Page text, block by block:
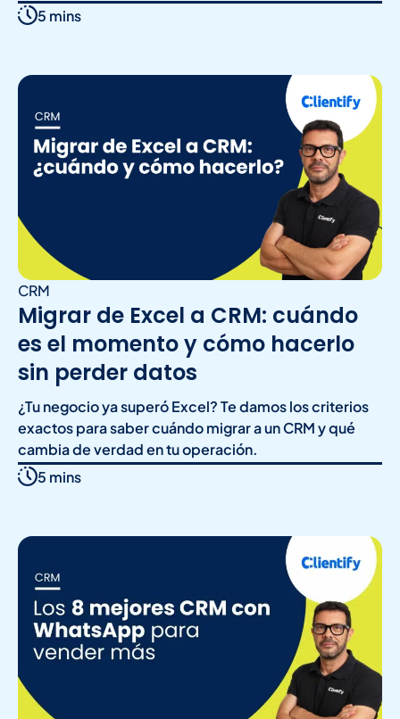
5 mins
CRM
Migrar de Excel a CRM: cuándo
es el momento y cómo hacerlo
sin perder datos
¿Tu negocio ya superó Excel? Te damos los criterios
exactos para saber cuándo migrar a un CRM y qué
cambia de verdad en tu operación.
5 mins